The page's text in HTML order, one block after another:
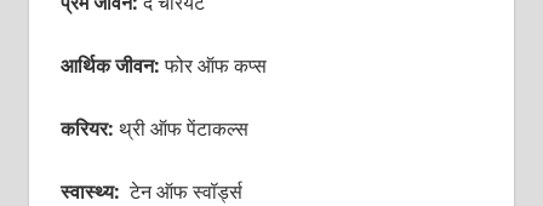
आर्थिक जीवन:फोर ऑफ कप्स
करियर: थ्री ऑफ पेंटाकल्स
स्वास्थ्य: टेन ऑफ स्वॉर्ड्स